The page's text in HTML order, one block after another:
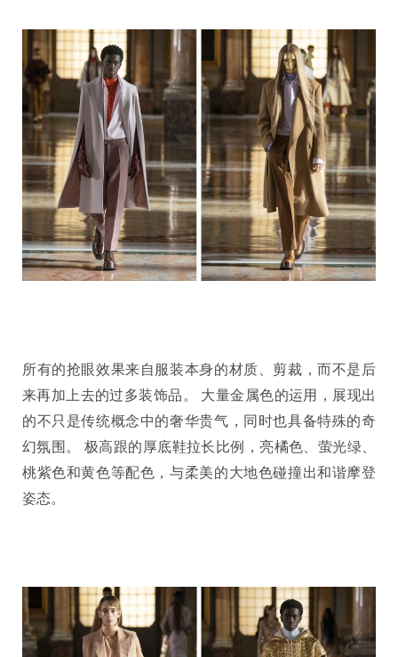
所有的抢眼效果来自服装本身的材质、剪裁，而不是后
来再加上去的过多装饰品。 大量金属色的运用，展现出
的不只是传统概念中的奢华贵气，同时也具备特殊的奇
幻氛围。 极高跟的厚底鞋拉长比例，亮橘色、萤光绿、
桃紫色和黄色等配色，与柔美的大地色碰撞出和谐摩登
姿态。